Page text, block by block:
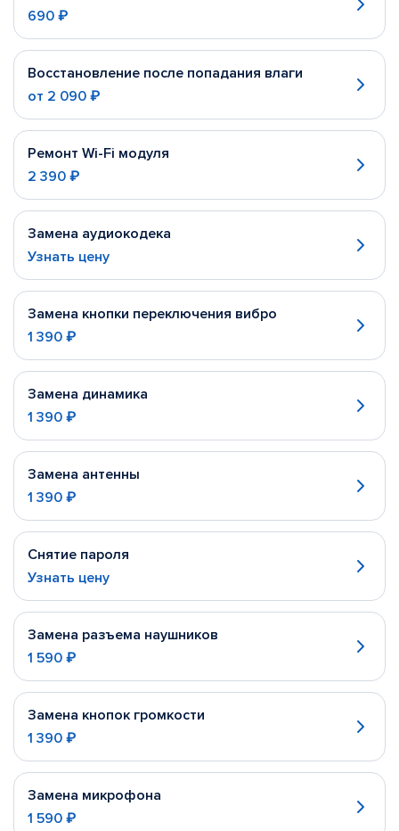
690 ₽
Восстановление после попадания влаги
от 2 090 ₽
Ремонт Wi-Fi модуля
2 390 ₽
Замена аудиокодека
Узнать цену
Замена кнопки переключения вибро
1 390 ₽
Замена динамика
1 390 ₽
Замена антенны
1 390 ₽
Снятие пароля
Узнать цену
Замена разъема наушников
1 590 ₽
Замена кнопок громкости
1 390 ₽
Замена микрофона
1 590 ₽